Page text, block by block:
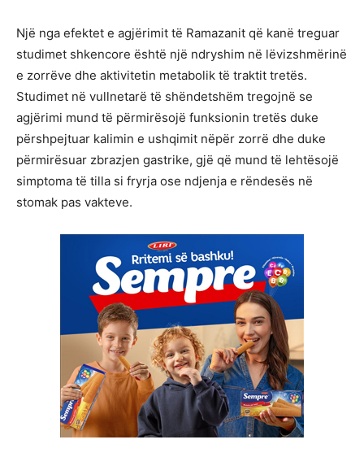
Një nga efektet e agjërimit të Ramazanit që kanë treguar
studimet shkencore është një ndryshim në lëvizshmërinë
e zorrëve dhe aktivitetin metabolik të traktit tretës.
Studimet në vullnetarë të shëndetshëm tregojnë se
agjërimi mund të përmirësojë funksionin tretës duke
përshpejtuar kalimin e ushqimit nëpër zorrë dhe duke
përmirësuar zbrazjen gastrike, gjë që mund të lehtësojë
simptoma të tilla si fryrja ose ndjenja e rëndesës në
stomak pas vakteve.